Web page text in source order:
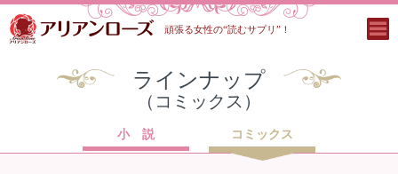
頑張る女性の“読むサプリ”！
ラインナップ
（コミックス）
小 説 コミックス